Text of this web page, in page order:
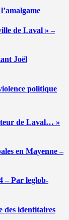
de Laval » –
Joël
politique
de Laval… »
en Mayenne –
– Par leglob-
des identitaires